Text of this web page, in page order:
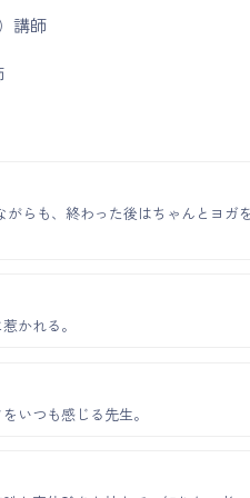
講師
らも、終わった後はちゃんとヨガ
かれる。
いつも感じる先生。